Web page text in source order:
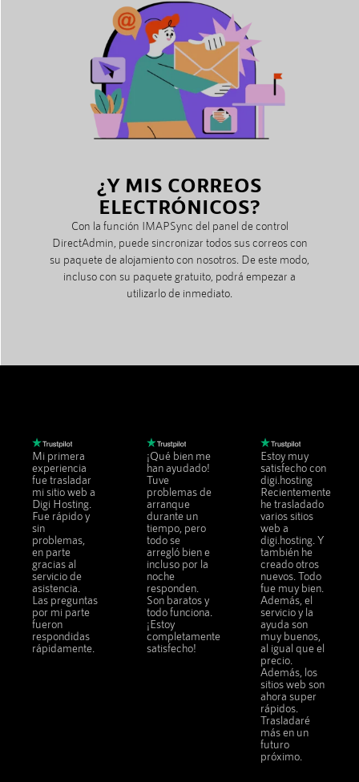
¿Y MIS CORREOS
ELECTRÓNICOS?
Con la función IMAPSync del panel de control
DirectAdmin, puede sincronizar todos sus correos con
su paquete de alojamiento con nosotros. De este modo,
incluso con su paquete gratuito, podrá empezar a
utilizarlo de inmediato.
Mi primera
experiencia
fue trasladar
mi sitio web a
Digi Hosting.
Fue rápido y
sin
problemas,
en parte
gracias al
servicio de
asistencia.
Las preguntas
por mi parte
fueron
respondidas
rápidamente.
¡Qué bien me
han ayudado!
Tuve
problemas de
arranque
durante un
tiempo, pero
todo se
arregló bien e
incluso por la
noche
responden.
Son baratos y
todo funciona.
¡Estoy
completamente
satisfecho!
Estoy muy
satisfecho con
digi.hosting
Recientemente
he trasladado
varios sitios
web a
digi.hosting. Y
también he
creado otros
nuevos. Todo
fue muy bien.
Además, el
servicio y la
ayuda son
muy buenos,
al igual que el
precio.
Además, los
sitios web son
ahora super
rápidos.
Trasladaré
más en un
futuro
próximo.